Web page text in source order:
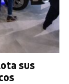
sus